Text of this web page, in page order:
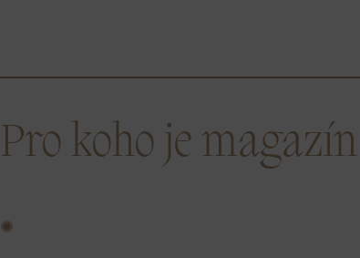
Pro koho je
✺